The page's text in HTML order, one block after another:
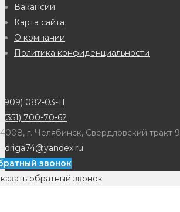
Вакансии
Карта сайта
О компании
Политика конфиденциальности
082-03-11
(351) 700-70-62
г. Челябинск, Свердловский тракт 9
звонок
обратный звонок